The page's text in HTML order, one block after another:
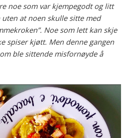
noe som var kjempegodt og litt
at noen skulle sitte med
Noe som lett kan skje
spiser kjøtt. Men denne gangen
ble sittende misfornøyde å